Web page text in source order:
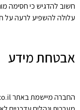
חשוב להדגיש כי חסימה
עלולה להשפיע לרעה על
אבטחת מידע